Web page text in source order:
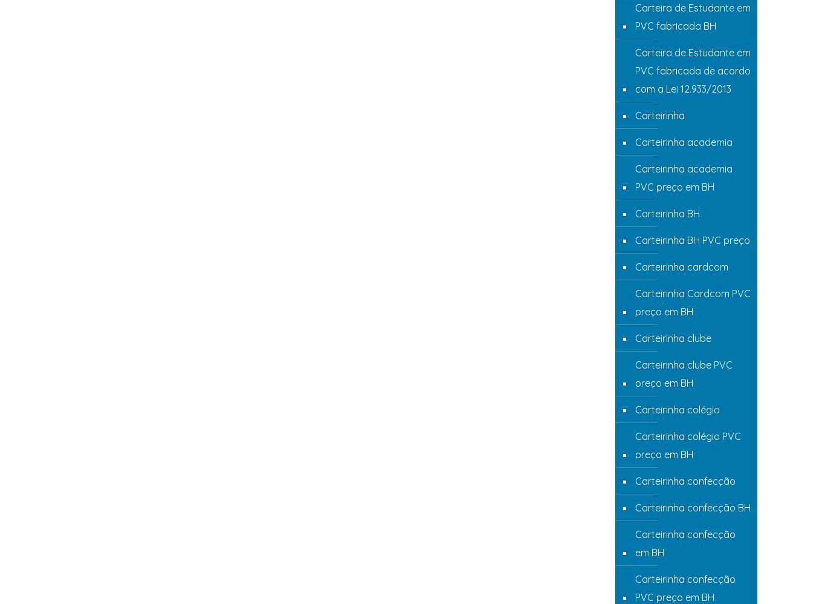
Carteira de Estudante em
PVC fabricada BH
Carteira de Estudante em
PVC fabricada de acordo
com a Lei 12.933/2013
Carteirinha
Carteirinha academia
Carteirinha academia
PVC preço em BH
Carteirinha BH
Carteirinha BH PVC preço
Carteirinha cardcom
Carteirinha Cardcom PVC
preço em BH
Carteirinha clube
Carteirinha clube PVC
preço em BH
Carteirinha colégio
Carteirinha colégio PVC
preço em BH
Carteirinha confecção
Carteirinha confecção BH
Carteirinha confecção
em BH
Carteirinha confecção
PVC preço em BH